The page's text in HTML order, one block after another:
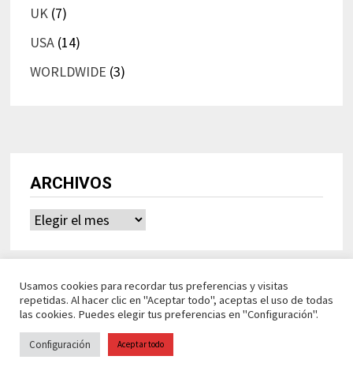
UK(7)
USA(14)
WORLDWIDE (3)
ARCHIVOS
Archivos
Ideasdeocio Funciona conWordPress
Usamos cookies para recordar tus preferencias y visitas
repetidas. Al hacer clic en "Aceptar todo", aceptas el uso de todas
las cookies. Puedes elegir tus preferencias en "Configuración".
Configuración Aceptar todo